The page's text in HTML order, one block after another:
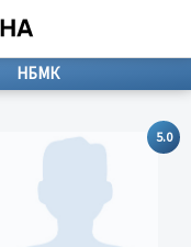
НБМК
5.0